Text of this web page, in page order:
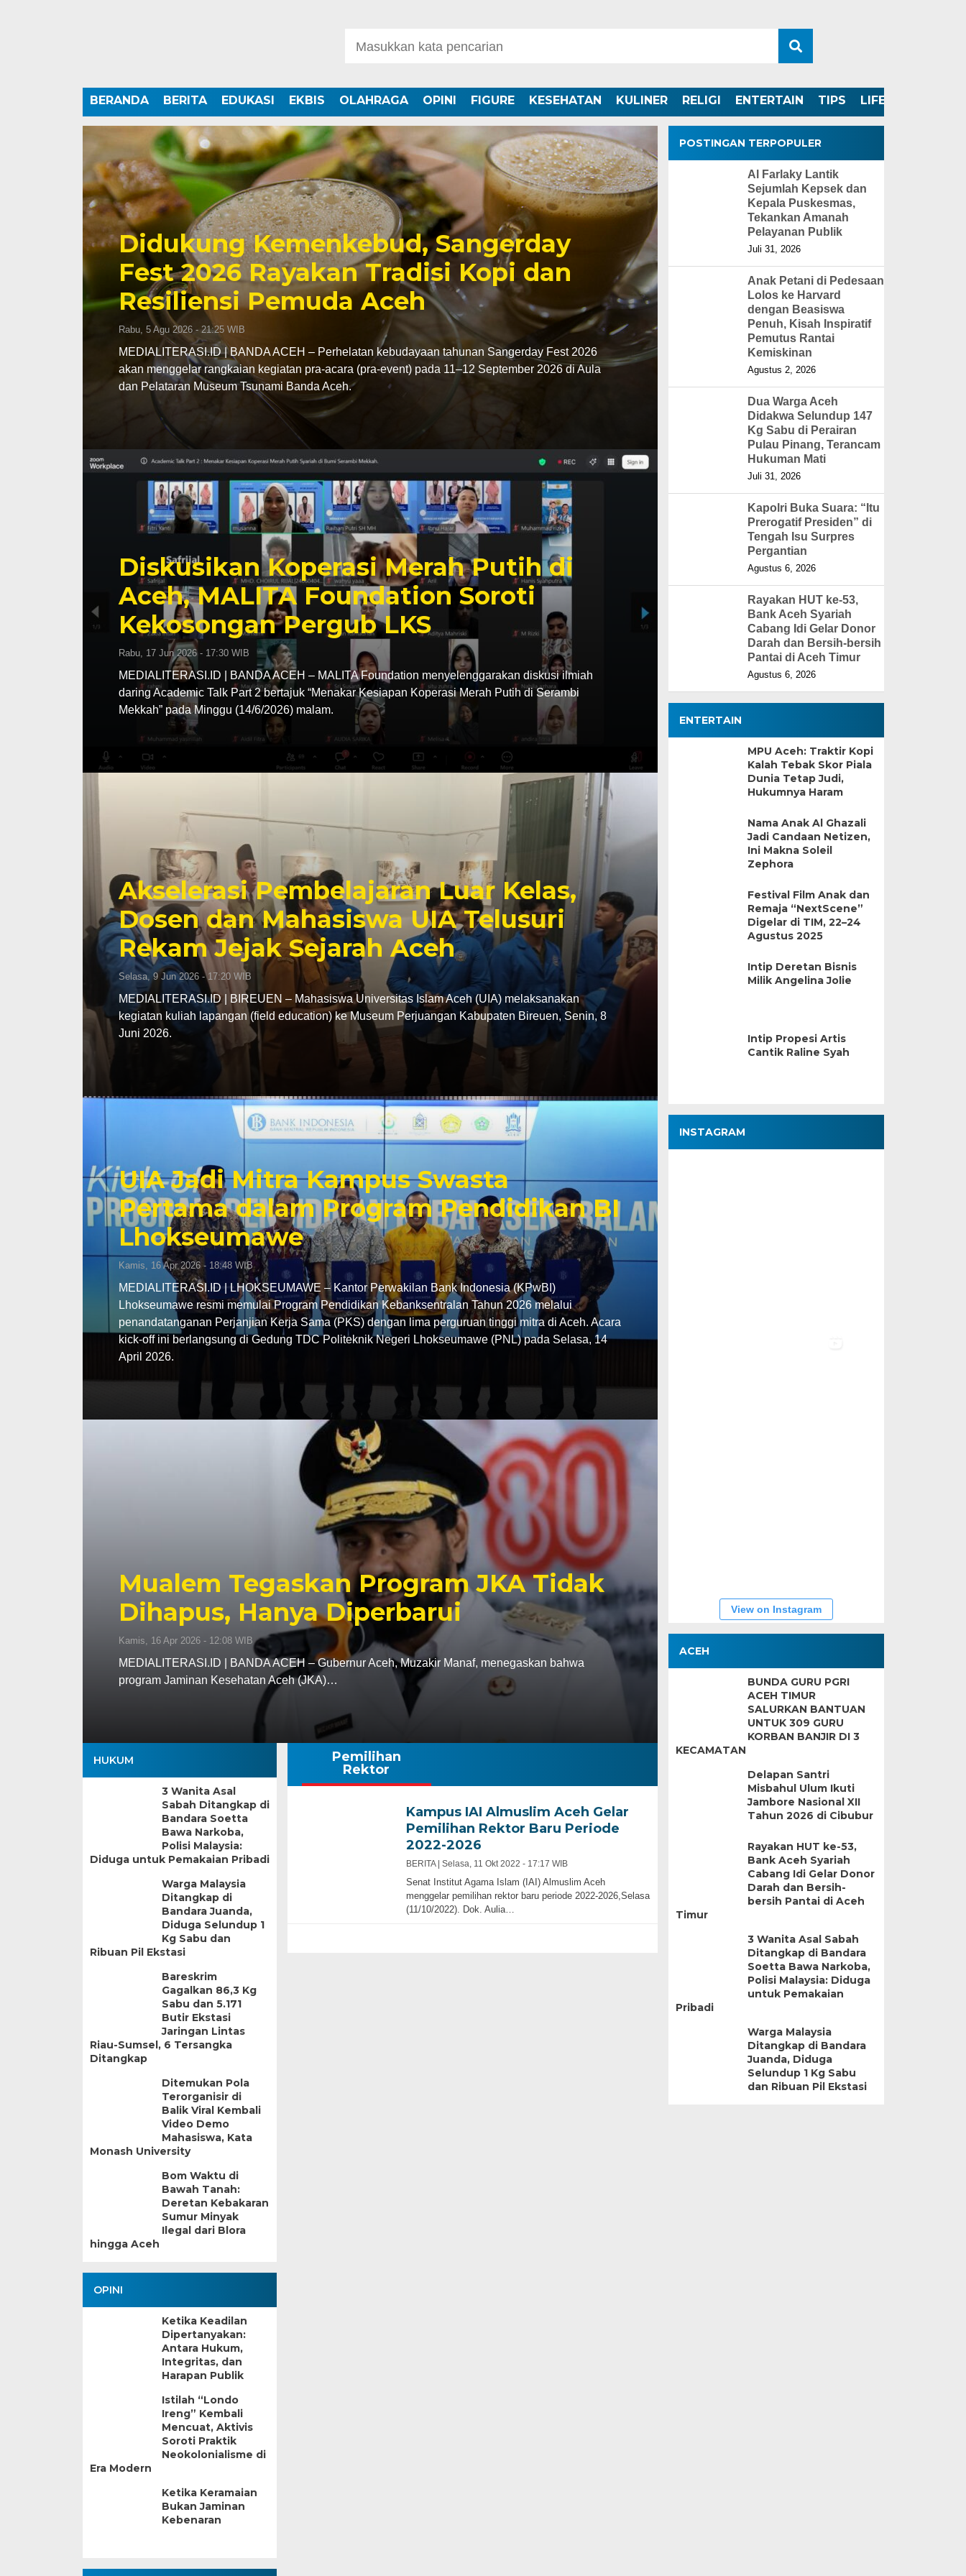
BERANDA BERITA EDUKASI EKBIS OLAHRAGA OPINI FIGURE KESEHATAN KULINER RELIGI ENTERTAIN TIPS LIFESTYLE
Didukung Kemenkebud, Sangerday
Fest 2026 Rayakan Tradisi Kopi dan
Resiliensi Pemuda Aceh
Rabu, 5 Agu 2026 - 21:25 WIB
MEDIALITERASI.ID | BANDA ACEH – Perhelatan kebudayaan tahunan Sangerday Fest 2026
akan menggelar rangkaian kegiatan pra-acara (pra-event) pada 11–12 September 2026 di Aula
dan Pelataran Museum Tsunami Banda Aceh.
Diskusikan Koperasi Merah Putih di
Aceh, MALITA Foundation Soroti
Kekosongan Pergub LKS
Rabu, 17 Jun 2026 - 17:30 WIB
MEDIALITERASI.ID | BANDA ACEH – MALITA Foundation menyelenggarakan diskusi ilmiah
daring Academic Talk Part 2 bertajuk “Menakar Kesiapan Koperasi Merah Putih di Serambi
Mekkah” pada Minggu (14/6/2026) malam.
Akselerasi Pembelajaran Luar Kelas,
Dosen dan Mahasiswa UIA Telusuri
Rekam Jejak Sejarah Aceh
Selasa, 9 Jun 2026 - 17:20 WIB
MEDIALITERASI.ID | BIREUEN – Mahasiswa Universitas Islam Aceh (UIA) melaksanakan
kegiatan kuliah lapangan (field education) ke Museum Perjuangan Kabupaten Bireuen, Senin, 8
Juni 2026.
UIA Jadi Mitra Kampus Swasta
Pertama dalam Program Pendidikan BI
Lhokseumawe
Kamis, 16 Apr 2026 - 18:48 WIB
MEDIALITERASI.ID | LHOKSEUMAWE – Kantor Perwakilan Bank Indonesia (KPwBI)
Lhokseumawe resmi memulai Program Pendidikan Kebanksentralan Tahun 2026 melalui
penandatanganan Perjanjian Kerja Sama (PKS) dengan lima perguruan tinggi mitra di Aceh. Acara
kick-off ini berlangsung di Gedung TDC Politeknik Negeri Lhokseumawe (PNL) pada Selasa, 14
April 2026.
Mualem Tegaskan Program JKA Tidak
Dihapus, Hanya Diperbarui
Kamis, 16 Apr 2026 - 12:08 WIB
MEDIALITERASI.ID | BANDA ACEH – Gubernur Aceh, Muzakir Manaf, menegaskan bahwa
program Jaminan Kesehatan Aceh (JKA)…
HUKUM
3 Wanita Asal
Sabah Ditangkap di
Bandara Soetta
Bawa Narkoba,
Polisi Malaysia:
Diduga untuk Pemakaian Pribadi
Warga Malaysia
Ditangkap di
Bandara Juanda,
Diduga Selundup 1
Kg Sabu dan
Ribuan Pil Ekstasi
Bareskrim
Gagalkan 86,3 Kg
Sabu dan 5.171
Butir Ekstasi
Jaringan Lintas
Riau-Sumsel, 6 Tersangka
Ditangkap
Ditemukan Pola
Terorganisir di
Balik Viral Kembali
Video Demo
Mahasiswa, Kata
Monash University
Bom Waktu di
Bawah Tanah:
Deretan Kebakaran
Sumur Minyak
Ilegal dari Blora
hingga Aceh
OPINI
Ketika Keadilan
Dipertanyakan:
Antara Hukum,
Integritas, dan
Harapan Publik
Istilah “Londo
Ireng” Kembali
Mencuat, Aktivis
Soroti Praktik
Neokolonialisme di
Era Modern
Ketika Keramaian
Bukan Jaminan
Kebenaran
Pemilihan
Rektor
Kampus IAI Almuslim Aceh Gelar
Pemilihan Rektor Baru Periode
2022-2026
BERITA | Selasa, 11 Okt 2022 - 17:17 WIB
Senat Institut Agama Islam (IAI) Almuslim Aceh
menggelar pemilihan rektor baru periode 2022-2026,Selasa
(11/10/2022). Dok. Aulia…
POSTINGAN TERPOPULER
Al Farlaky Lantik
Sejumlah Kepsek dan
Kepala Puskesmas,
Tekankan Amanah
Pelayanan Publik
Juli 31, 2026
Anak Petani di Pedesaan
Lolos ke Harvard
dengan Beasiswa
Penuh, Kisah Inspiratif
Pemutus Rantai
Kemiskinan
Agustus 2, 2026
Dua Warga Aceh
Didakwa Selundup 147
Kg Sabu di Perairan
Pulau Pinang, Terancam
Hukuman Mati
Juli 31, 2026
Kapolri Buka Suara: “Itu
Prerogatif Presiden” di
Tengah Isu Surpres
Pergantian
Agustus 6, 2026
Rayakan HUT ke-53,
Bank Aceh Syariah
Cabang Idi Gelar Donor
Darah dan Bersih-bersih
Pantai di Aceh Timur
Agustus 6, 2026
ENTERTAIN
MPU Aceh: Traktir Kopi
Kalah Tebak Skor Piala
Dunia Tetap Judi,
Hukumnya Haram
Nama Anak Al Ghazali
Jadi Candaan Netizen,
Ini Makna Soleil
Zephora
Festival Film Anak dan
Remaja “NextScene”
Digelar di TIM, 22–24
Agustus 2025
Intip Deretan Bisnis
Milik Angelina Jolie
Intip Propesi Artis
Cantik Raline Syah
INSTAGRAM
View on Instagram
ACEH
BUNDA GURU PGRI
ACEH TIMUR
SALURKAN BANTUAN
UNTUK 309 GURU
KORBAN BANJIR DI 3
KECAMATAN
Delapan Santri
Misbahul Ulum Ikuti
Jambore Nasional XII
Tahun 2026 di Cibubur
Rayakan HUT ke-53,
Bank Aceh Syariah
Cabang Idi Gelar Donor
Darah dan Bersih-
bersih Pantai di Aceh
Timur
3 Wanita Asal Sabah
Ditangkap di Bandara
Soetta Bawa Narkoba,
Polisi Malaysia: Diduga
untuk Pemakaian
Pribadi
Warga Malaysia
Ditangkap di Bandara
Juanda, Diduga
Selundup 1 Kg Sabu
dan Ribuan Pil Ekstasi